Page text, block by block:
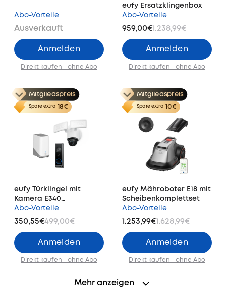
Abo-Vorteile
Ausverkauft
Anmelden
Direkt kaufen - ohne Abo
eufy Ersatzklingenbox
Abo-Vorteile
959,00€1.238,99€
Anmelden
Direkt kaufen - ohne Abo
Mitgliedspreis
Spare extra 18€
eufy Türklingel mit
Kamera E340
(Akkubetrieben),
Flutlichtkamera E340
Abo-Vorteile
350,55€499,00€
Anmelden
Direkt kaufen - ohne Abo
Mitgliedspreis
Spare extra 10€
eufy Mähroboter E18 mit
Scheibenkomplettset
Abo-Vorteile
1.253,99€1.628,99€
Anmelden
Direkt kaufen - ohne Abo
Mehr anzeigen